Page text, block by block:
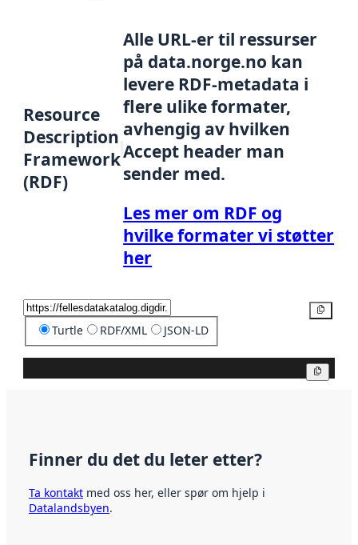
Resource
Description
Framework
(RDF)
Alle URL-er til ressurser
på data.norge.no kan
levere RDF-metadata i
flere ulike formater,
avhengig av hvilken
Accept header man
sender med.
Les mer om RDF og
hvilke formater vi støtter
her
Turtle RDF/XML JSON-LD
Finner du det du leter etter?
Ta kontakt med oss her, eller spør om hjelp i
Datalandsbyen.